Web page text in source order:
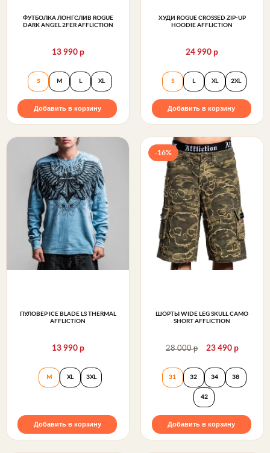
ФУТБОЛКА ЛОНГСЛИВ ROGUE
DARK ANGEL 2FER AFFLICTION
13 990 р
Футболка лонгслив Rogue Dark Angel 2fer Affliction
S M L XL
Добавить в корзину
ХУДИ ROGUE CROSSED ZIP-UP
HOODIE AFFLICTION
24 990р
Худи Rogue
S L XL 2XL
Добавить в корзину
ПУЛОВЕР ICE BLADE LS THERMAL
AFFLICTION
13 990 р
Пуловер Ice Blade LS Thermal Affliction
M XL 3XL
Добавить в корзину
-16%
ШОРТЫ WIDE LEG SKULL CAMO
SHORT AFFLICTION
28 000р 23 490 р
Шорты Wide
31 32 34 38
42
Добавить в корзину